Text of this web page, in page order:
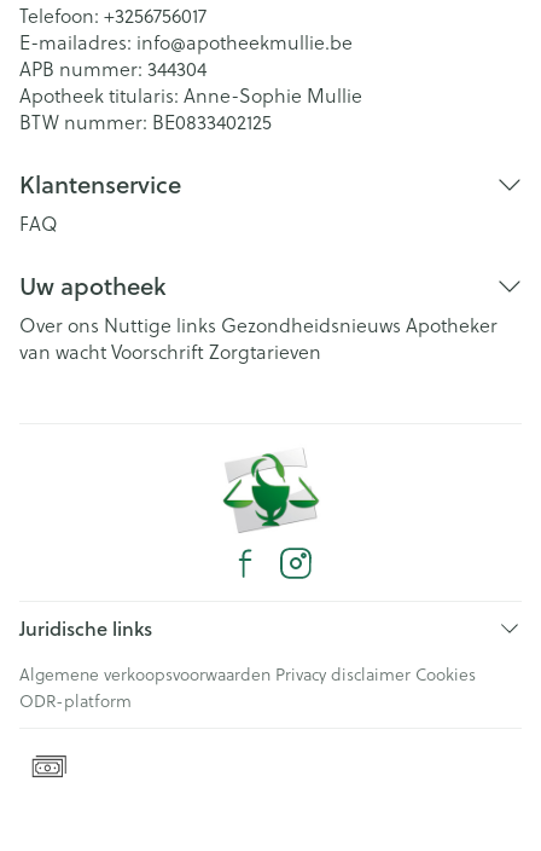
Telefoon: +3256756017
E-mailadres: info@apotheekmullie.be
APB nummer: 344304
Apotheek titularis: Anne-Sophie Mullie
BTW nummer: BE0833402125
Klantenservice
FAQ
Uw apotheek
Over ons Nuttige links Gezondheidsnieuws Apotheker
van wachtVoorschriftZorgtarieven
Juridische links
Algemene verkoopsvoorwaarden Privacy disclaimer Cookies
ODR-platform